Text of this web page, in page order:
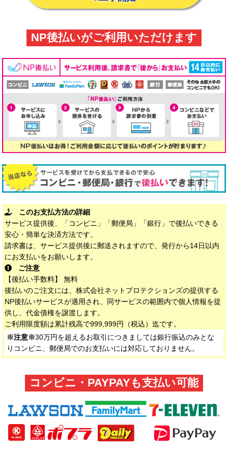
NP後払いがご利用いただけます
このお支払方法の詳細
サービス提供後、「コンビニ」「郵便局」「銀行」で後払いできる
安心・簡単な決済方法です。
請求書は、サービス提供後に郵送されますので、発行から14日以内
にお支払いをお願いします。
ご注意
【後払い手数料】 無料
後払いのご注文には、株式会社ネットプロテクションズの提供する
NP後払いサービスが適用され、同サービスの範囲内で個人情報を提
供し、代金債権を譲渡します。
ご利用限度額は累計残高で999,999円（税込）迄です。
※注意※30万円を超えるお取引につきましては銀行振込のみとな
りコンビニ、郵便局でのお支払いには対応しておりません。
コンビニ・PAYPAYも支払い可能